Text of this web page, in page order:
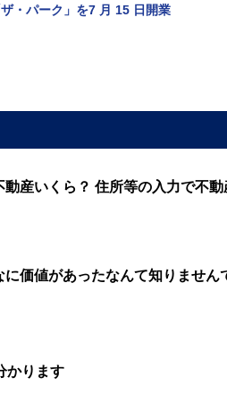
・パーク」を7 月 15 日開業
動産いくら？ 住所等の入力で不動
に価値があったなんて知りません
かります